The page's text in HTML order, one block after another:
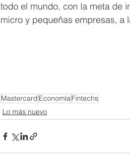
todo el mundo, con la meta de
micro y pequeñas empresas, a
Mastercard EconomíaFintechs
Lo más nuevo